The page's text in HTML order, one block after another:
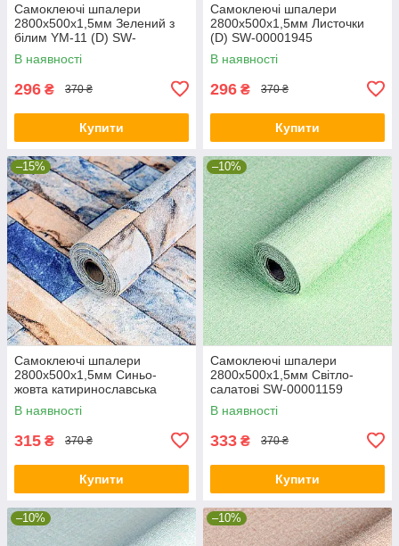
Самоклеючі шпалери
2800х500х1,5мм Зелений з
білим YM-11 (D) SW-
00002019
В наявності
296 ₴ 370 ₴
Купити
Самоклеючі шпалери
2800х500х1,5мм Листочки
(D) SW-00001945
В наявності
296 ₴ 370 ₴
Купити
–15%
Самоклеючі шпалери
2800х500х1,5мм Синьо-
жовта катиринославська
цегла (D) SW-00001785
В наявності
315 ₴ 370 ₴
Купити
–10%
Самоклеючі шпалери
2800х500х1,5мм Світло-
салатові SW-00001159
В наявності
333 ₴ 370 ₴
Купити
–10% –10%